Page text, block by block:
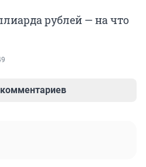
рублей — на что